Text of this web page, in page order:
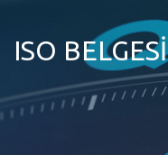
ISO BELGESI